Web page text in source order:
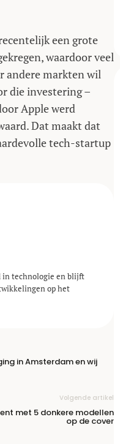
een grote
waardoor veel
andere markten wil
die investering –
Apple werd
Dat maakt dat
tech-startup
in technologie en blijft
op het
in Amsterdam en wij
Volgende artikel
met 5 donkere modellen
op de cover